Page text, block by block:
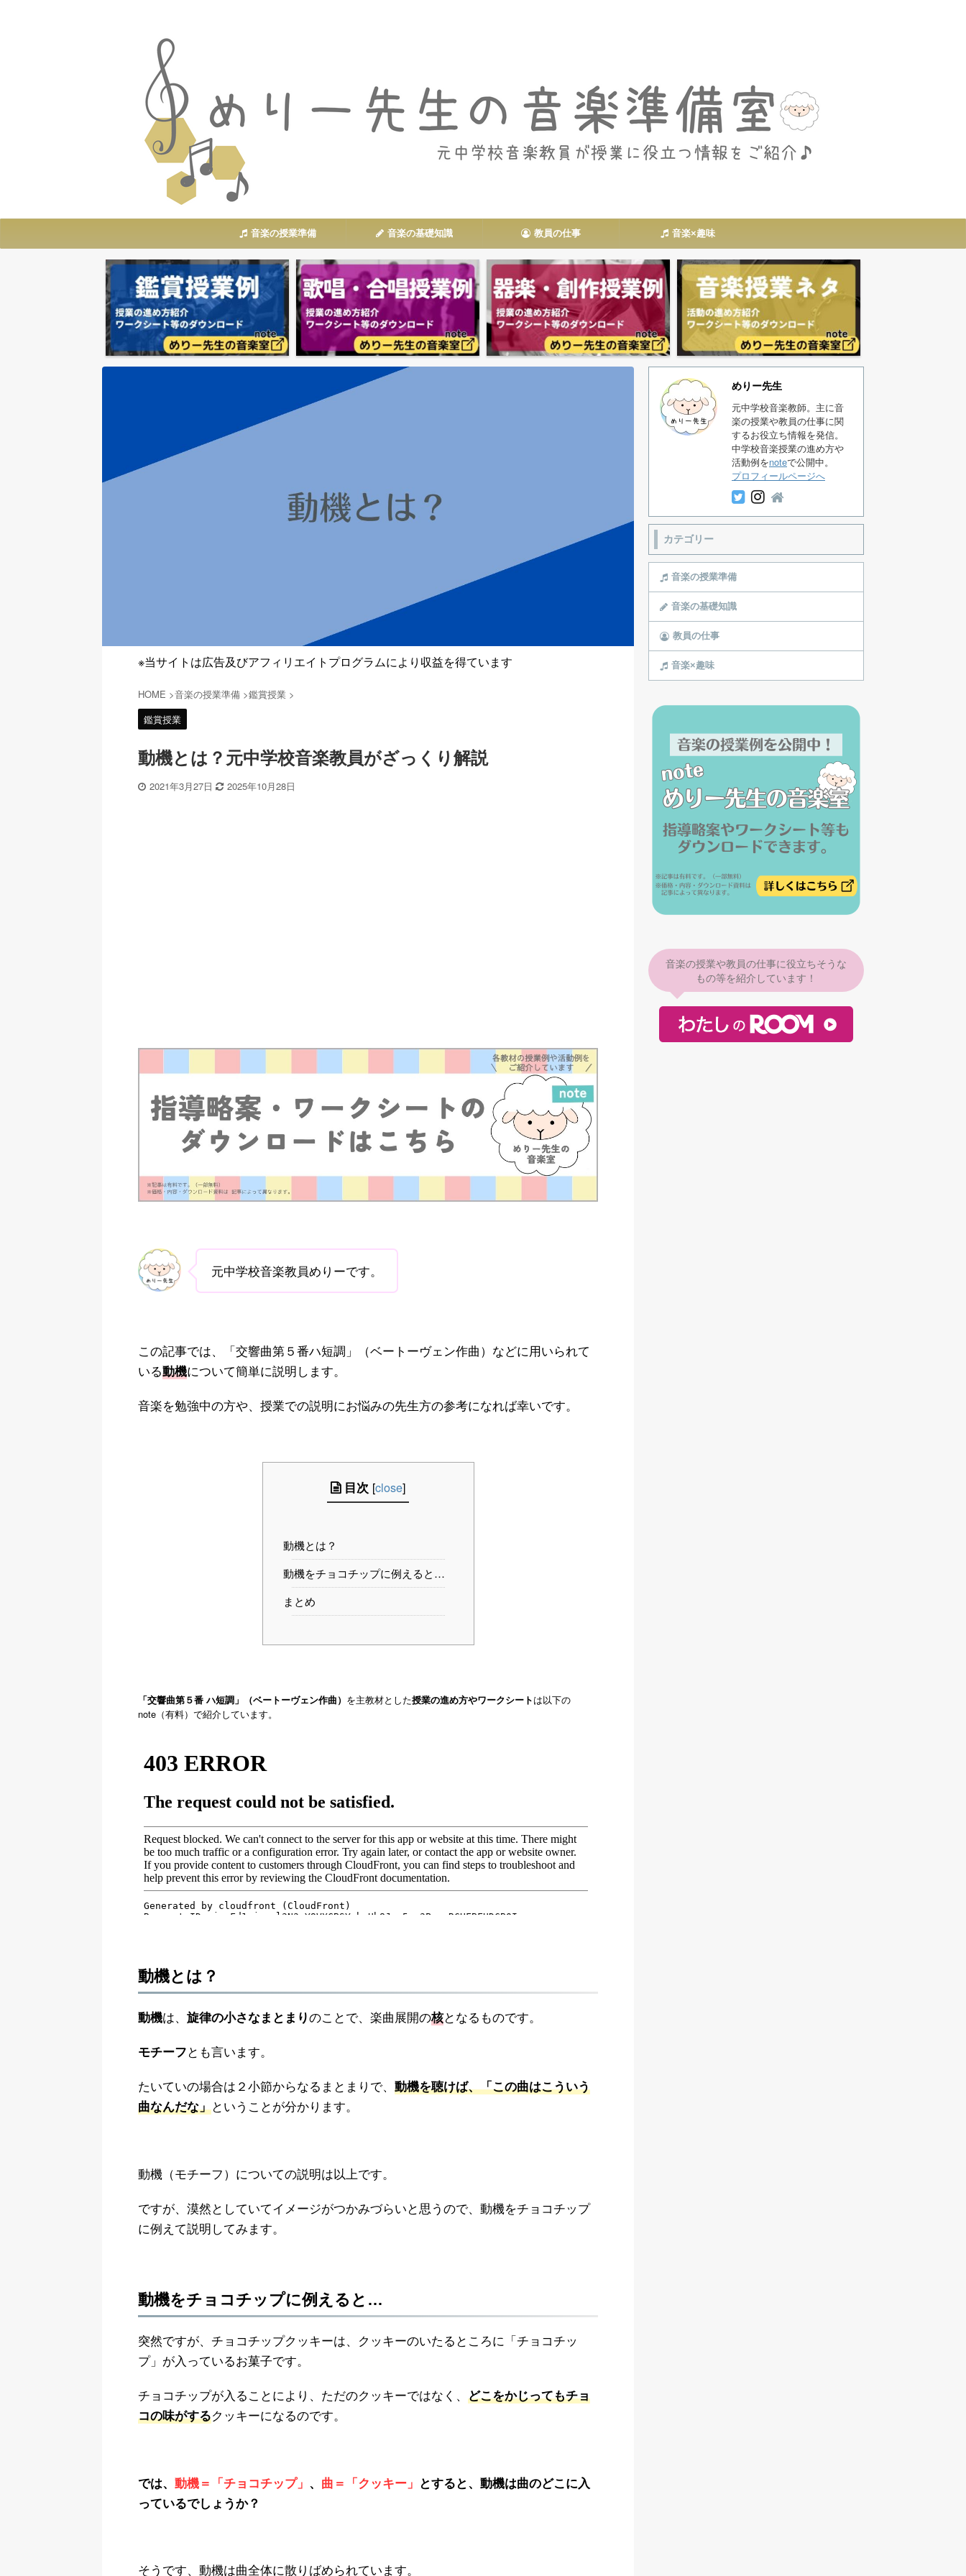
音楽の授業準備 音楽の基礎知識 教員の仕事 音楽×趣味
※当サイトは広告及びアフィリエイトプログラムにより収益を得ています
HOME >音楽の授業準備 >鑑賞授業 >
鑑賞授業
動機とは？元中学校音楽教員がざっくり解説
2021年3月27日 2025年10月28日
元中学校音楽教員めりーです。
この記事では、「交響曲第５番ハ短調」（ベートーヴェン作曲）などに用いられて
いる動機について簡単に説明します。
音楽を勉強中の方や、授業での説明にお悩みの先生方の参考になれば幸いです。
目次 [close]
動機とは？
動機をチョコチップに例えると…
まとめ
「交響曲第５番 ハ短調」（ベートーヴェン作曲） を主教材とした授業の進め方やワークシートは以下の
note（有料）で紹介しています。
動機とは？
動機は、 旋律の小さなまとまりのことで、楽曲展開の核となるものです。
モチーフとも言います。
たいていの場合は２小節からなるまとまりで、 動機を聴けば、「この曲はこういう
曲なんだな」ということが分かります。
動機（モチーフ）についての説明は以上です。
ですが、漠然としていてイメージがつかみづらいと思うので、動機をチョコチップ
に例えて説明してみます。
動機をチョコチップに例えると…
突然ですが、チョコチップクッキーは、クッキーのいたるところに「チョコチッ
プ」が入っているお菓子です。
チョコチップが入ることにより、ただのクッキーではなく、 どこをかじってもチョ
コの味がするクッキーになるのです。
では、 動機＝「チョコチップ」 、 曲＝「クッキー」 とすると、動機は曲のどこに入
っているでしょうか？
そうです、動機は曲全体に散りばめられています。
めりー先生
元中学校音楽教師。主に音
楽の授業や教員の仕事に関
するお役立ち情報を発信。
中学校音楽授業の進め方や
活動例をnoteで公開中。
プロフィールページへ
カテゴリー
音楽の授業準備
音楽の基礎知識
教員の仕事
音楽×趣味
音楽の授業や教員の仕事に役立ちそうな
もの等を紹介しています！